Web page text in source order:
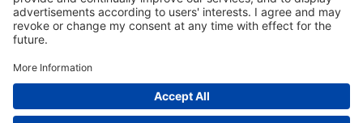
Derechos de autor © Many Brands AB 2023. Todos los derechos